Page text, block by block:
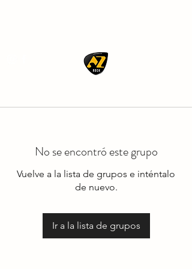
No se encontró este grupo
Vuelve a la lista de grupos e inténtalo
de nuevo.
Ir a la lista de grupos